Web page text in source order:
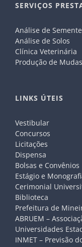
SERVIÇOS
Análise de
Análise de Solos
Clínica Veterinária
Produção de Mudas
LINKS ÚTEIS
Vestibular
Concursos
Licitações
Dispensa
Bolsas e Convênios
Estágio e
Cerimonial
Biblioteca
Prefeitura de
ABRUEM –
Universidades
INMET – Previsão